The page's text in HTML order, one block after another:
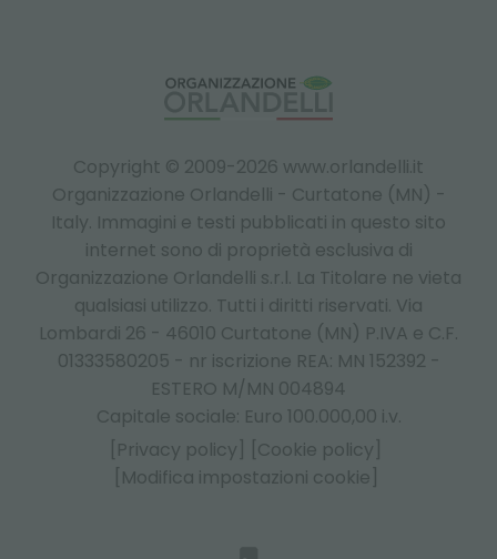
Copyright © 2009-2026 www.orlandelli.it
Organizzazione Orlandelli - Curtatone (MN) -
Italy. Immagini e testi pubblicati in questo sito
internet sono di proprietà esclusiva di
Organizzazione Orlandelli s.r.l. La Titolare ne vieta
qualsiasi utilizzo. Tutti i diritti riservati. Via
Lombardi 26 - 46010 Curtatone (MN) P.IVA e C.F.
01333580205 - nr iscrizione REA: MN 152392 -
ESTERO M/MN 004894
Capitale sociale: Euro 100.000,00 i.v.
[Privacy policy]
[Cookie policy]
[Modifica impostazioni cookie]